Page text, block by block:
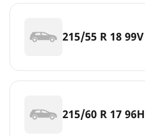
215/55 R 18 99V
215/60 R 17 96H